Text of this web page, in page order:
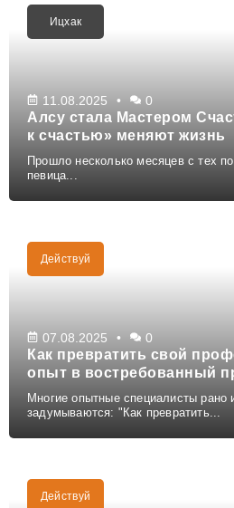
Ицхак
11.08.2025 0
Алсу стала Мастером
к счастью» меняют жизнь
Прошло несколько месяцев с тех
певица...
Действуй
07.08.2025 0
Как превратить свой
опыт в востребованный
Многие опытные специалисты рано
задумываются: "Как превратить...
Действуй